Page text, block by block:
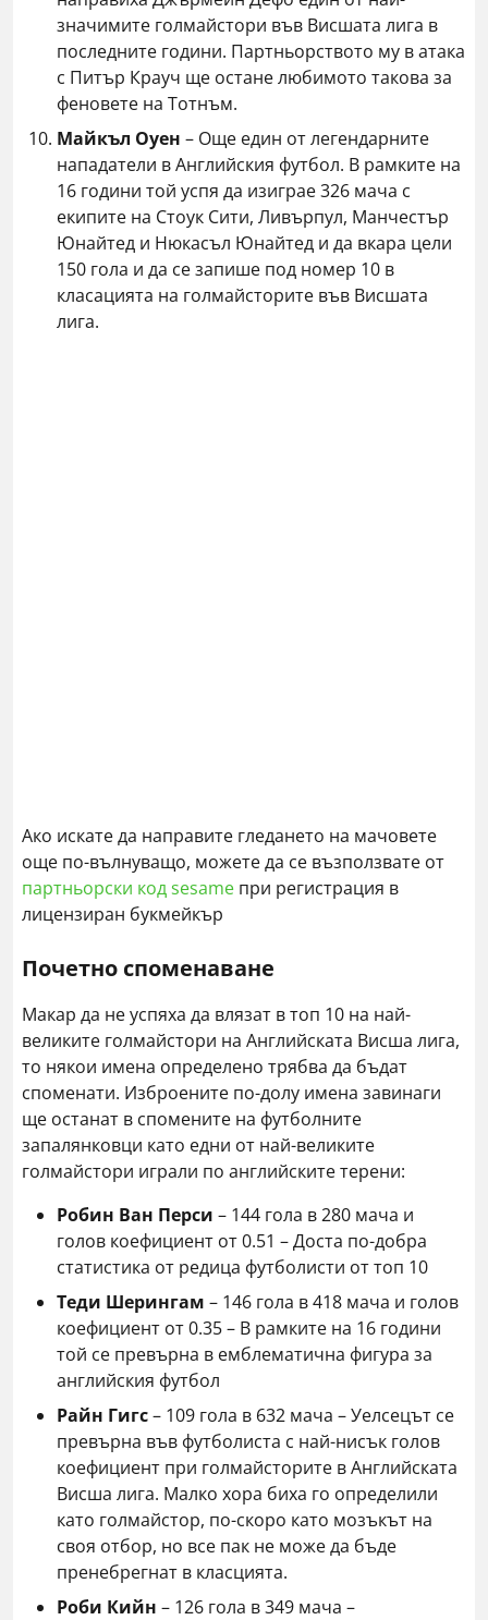
значимите голмайстори във Висшата лига в
последните години. Партньорството му в атака
с Питър Крауч ще остане любимото такова за
феновете на Тотнъм.
Майкъл Оуен – Още един от легендарните
нападатели в Английския футбол. В рамките на
16 години той успя да изиграе 326 мача с
екипите на Стоук Сити, Ливърпул, Манчестър
Юнайтед и Нюкасъл Юнайтед и да вкара цели
150 гола и да се запише под номер 10 в
класацията на голмайсторите във Висшата
лига.
Ако искате да направите гледането на мачовете
още по-вълнуващо, можете да се възползвате от
партньорски код sesame при регистрация в
лицензиран букмейкър
Почетно споменаване
Макар да не успяха да влязат в топ 10 на най-
великите голмайстори на Английската Висша лига,
то някои имена определено трябва да бъдат
споменати. Изброените по-долу имена завинаги
ще останат в спомените на футболните
запалянковци като едни от най-великите
голмайстори играли по английските терени:
Робин Ван Перси – 144 гола в 280 мача и
голов коефициент от 0.51 – Доста по-добра
статистика от редица футболисти от топ 10
Теди Шерингам – 146 гола в 418 мача и голов
коефициент от 0.35 – В рамките на 16 години
той се превърна в емблематична фигура за
английския футбол
Райн Гигс– 109 гола в 632 мача – Уелсецът се
превърна във футболиста с най-нисък голов
коефициент при голмайсторите в Английската
Висша лига. Малко хора биха го определили
като голмайстор, по-скоро като мозъкът на
своя отбор, но все пак не може да бъде
пренебрегнат в класцията.
Роби Кийн – 126 гола в 349 мача –